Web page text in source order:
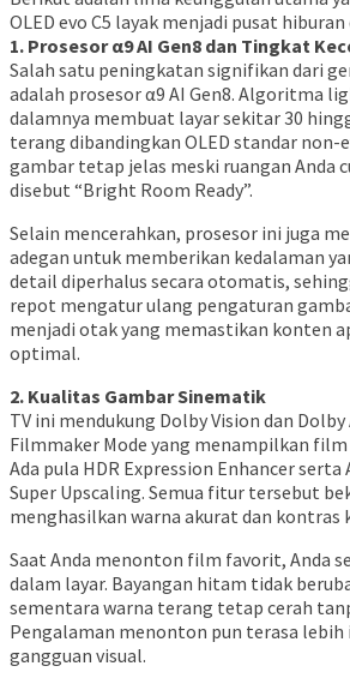
OLED evo C5 layak menjadi pusat hiburan
1. Prosesor α9 AI Gen8 dan Tingkat
Salah satu peningkatan signifikan dari
adalah prosesor α9 AI Gen8. Algoritma
dalamnya membuat layar sekitar 30
terang dibandingkan OLED standar non-
gambar tetap jelas meski ruangan Anda
disebut “Bright Room Ready”.
Selain mencerahkan, prosesor ini juga
adegan untuk memberikan kedalaman
detail diperhalus secara otomatis,
repot mengatur ulang pengaturan
menjadi otak yang memastikan konten
optimal.
2. Kualitas Gambar Sinematik
TV ini mendukung Dolby Vision dan
Filmmaker Mode yang menampilkan film
Ada pula HDR Expression Enhancer serta
Super Upscaling. Semua fitur tersebut
menghasilkan warna akurat dan kontras
Saat Anda menonton film favorit, Anda
dalam layar. Bayangan hitam tidak
sementara warna terang tetap cerah
Pengalaman menonton pun terasa
gangguan visual.